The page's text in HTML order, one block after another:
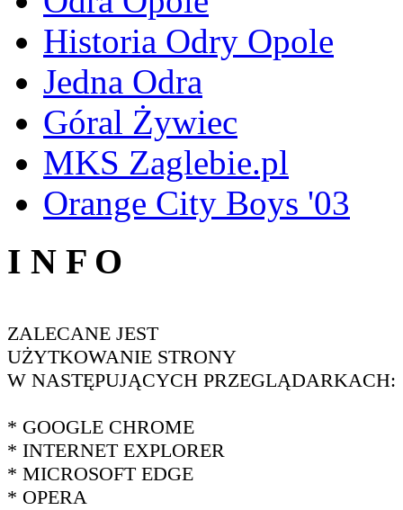
Historia Odry Opole
Jedna Odra
Góral Żywiec
MKS Zaglebie.pl
Orange City Boys '03
I N F O
ZALECANE JEST
UŻYTKOWANIE STRONY
W NASTĘPUJĄCYCH PRZEGLĄDARKACH:
* GOOGLE CHROME
* INTERNET EXPLORER
* MICROSOFT EDGE
* OPERA